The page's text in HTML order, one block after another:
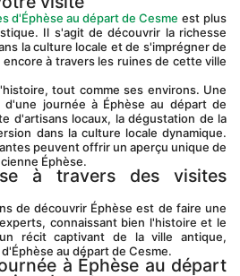
d'Éphèse au départ de Cesme est plus
Il s'agit de découvrir la richesse
la culture locale et de s'imprégner de
à travers les ruines de cette ville
journée à Éphèse au départ de
d'artisans locaux, la dégustation de la
dans la culture locale dynamique.
peuvent offrir un aperçu unique de
Éphèse.
à travers des visites
connaissant bien l'histoire et le
récit captivant de la ville antique,
au départ de Cesme.
à Éphèse au départ